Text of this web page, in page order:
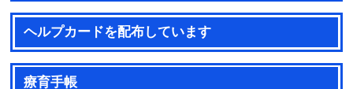
ヘルプカードを配布しています
療育手帳